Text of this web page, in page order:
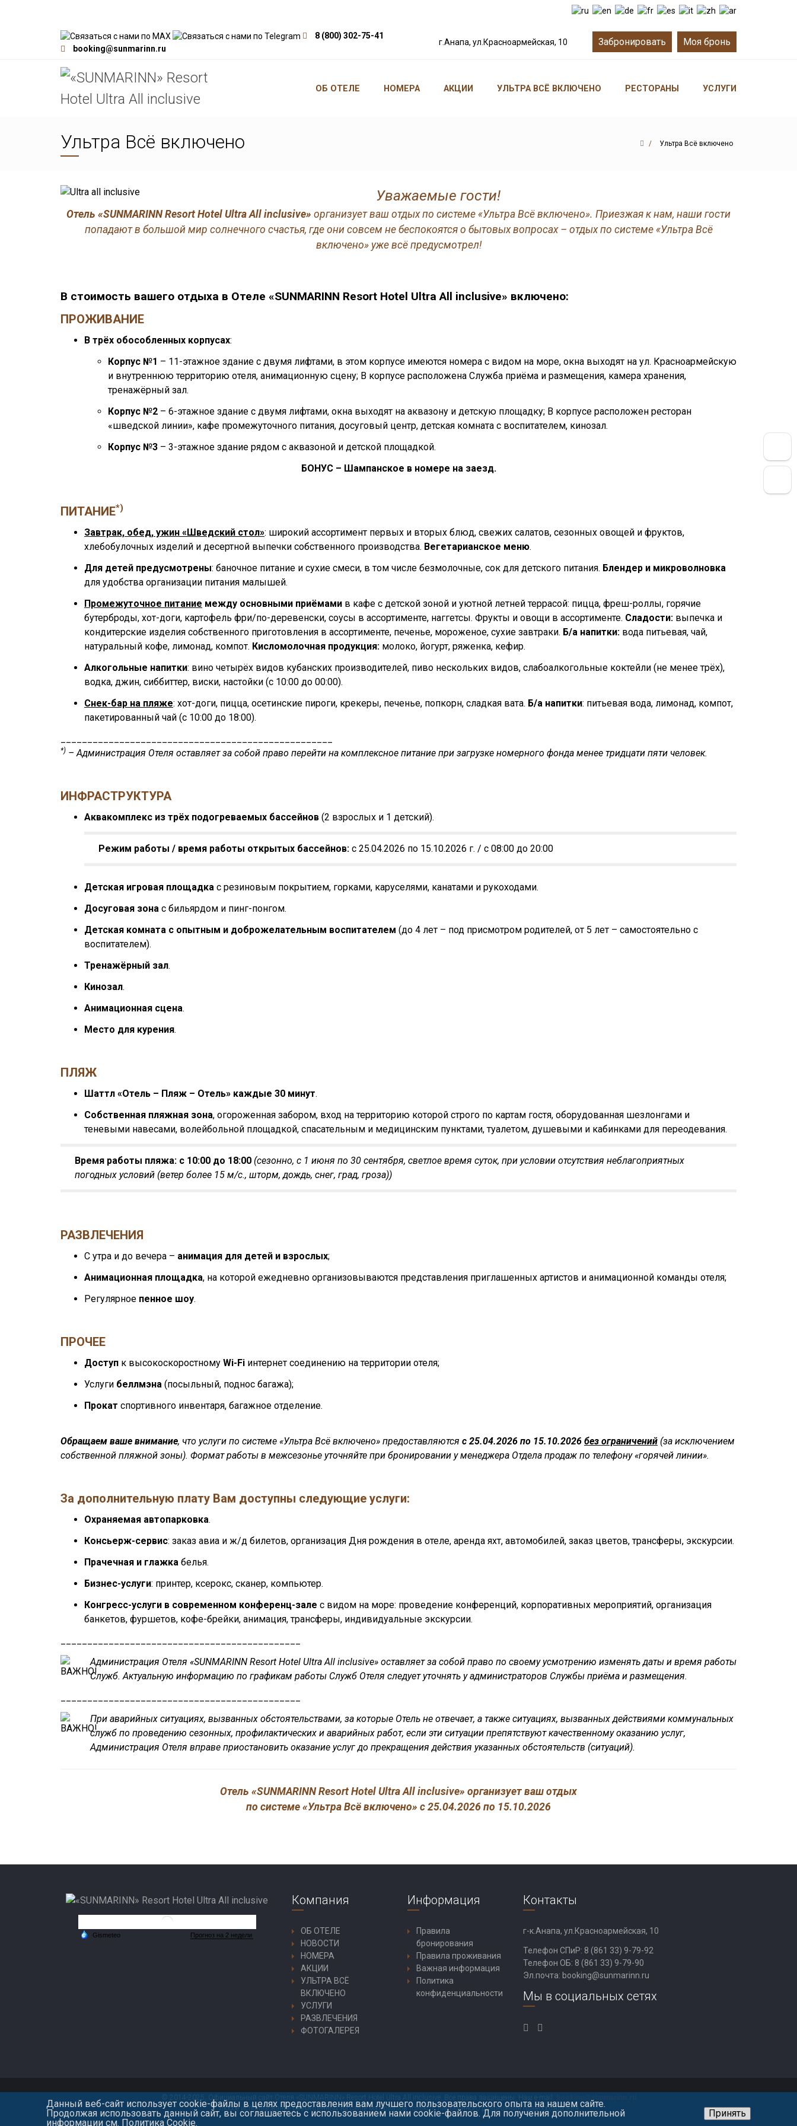
8 (800) 302-75-41
booking@sunmarinn.ru
г.Анапа, ул.Красноармейская, 10 Забронировать Моя бронь
ОБ ОТЕЛЕ НОМЕРА АКЦИИ УЛЬТРА ВСЁ ВКЛЮЧЕНО РЕСТОРАНЫ УСЛУГИ
Ультра Всё включено Ультра Всё включено
Уважаемые гости!
Отель «SUNMARINN Resort Hotel Ultra All inclusive» организует ваш отдых по системе «Ультра Всё включено». Приезжая к нам, наши гости
попадают в большой мир солнечного счастья, где они совсем не беспокоятся о бытовых вопросах – отдых по системе «Ультра Всё
включено» уже всё предусмотрел!
В стоимость вашего отдыха в Отеле «SUNMARINN Resort Hotel Ultra All inclusive» включено:
ПРОЖИВАНИЕ
В трёх обособленных корпусах:
Корпус №1 – 11-этажное здание с двумя лифтами, в этом корпусе имеются номера с видом на море, окна выходят на ул. Красноармейскую
и внутреннюю территорию отеля, анимационную сцену; В корпусе расположена Служба приёма и размещения, камера хранения,
тренажёрный зал.
Корпус №2 – 6-этажное здание с двумя лифтами, окна выходят на аквазону и детскую площадку; В корпусе расположен ресторан
«шведской линии», кафе промежуточного питания, досуговый центр, детская комната с воспитателем, кинозал.
Корпус №3 – 3-этажное здание рядом с аквазоной и детской площадкой.
БОНУС – Шампанское в номере на заезд.
ПИТАНИЕ*)
Завтрак, обед, ужин «Шведский стол»: широкий ассортимент первых и вторых блюд, свежих салатов, сезонных овощей и фруктов,
хлебобулочных изделий и десертной выпечки собственного производства. Вегетарианское меню.
Для детей предусмотрены: баночное питание и сухие смеси, в том числе безмолочные, сок для детского питания. Блендер и микроволновка
для удобства организации питания малышей.
Промежуточное питание между основными приёмами в кафе с детской зоной и уютной летней террасой: пицца, фреш-роллы, горячие
бутерброды, хот-доги, картофель фри/по-деревенски, соусы в ассортименте, наггетсы. Фрукты и овощи в ассортименте. Сладости: выпечка и
кондитерские изделия собственного приготовления в ассортименте, печенье, мороженое, сухие завтраки. Б/а напитки: вода питьевая, чай,
натуральный кофе, лимонад, компот. Кисломолочная продукция: молоко, йогурт, ряженка, кефир.
Алкогольные напитки: вино четырёх видов кубанских производителей, пиво нескольких видов, слабоалкогольные коктейли (не менее трёх),
водка, джин, сиббиттер, виски, настойки (с 10:00 до 00:00).
Снек-бар на пляже: хот-доги, пицца, осетинские пироги, крекеры, печенье, попкорн, сладкая вата. Б/а напитки: питьевая вода, лимонад, компот,
пакетированный чай (с 10:00 до 18:00).
*) – Администрация Отеля оставляет за собой право перейти на комплексное питание при загрузке номерного фонда менее тридцати пяти человек.
ИНФРАСТРУКТУРА
Аквакомплекс из трёх подогреваемых бассейнов (2 взрослых и 1 детский).
Режим работы / время работы открытых бассейнов: с 25.04.2026 по 15.10.2026 г. / с 08:00 до 20:00
Детская игровая площадка с резиновым покрытием, горками, каруселями, канатами и рукоходами.
Досуговая зона с бильярдом и пинг-понгом.
Детская комната с опытным и доброжелательным воспитателем (до 4 лет – под присмотром родителей, от 5 лет – самостоятельно с
воспитателем).
Тренажёрный зал.
Кинозал.
Анимационная сцена.
Место для курения.
ПЛЯЖ
Шаттл «Отель – Пляж – Отель» каждые 30 минут.
Собственная пляжная зона, огороженная забором, вход на территорию которой строго по картам гостя, оборудованная шезлонгами и
теневыми навесами, волейбольной площадкой, спасательным и медицинским пунктами, туалетом, душевыми и кабинками для переодевания.
Время работы пляжа: с 10:00 до 18:00 (сезонно, с 1 июня по 30 сентября, светлое время суток, при условии отсутствия неблагоприятных
погодных условий (ветер более 15 м/с., шторм, дождь, снег, град, гроза))
РАЗВЛЕЧЕНИЯ
С утра и до вечера – анимация для детей и взрослых;
Анимационная площадка, на которой ежедневно организовываются представления приглашенных артистов и анимационной команды отеля;
Регулярное пенное шоу.
ПРОЧЕЕ
Доступ к высокоскоростному Wi-Fi интернет соединению на территории отеля;
Услуги беллмэна (посыльный, поднос багажа);
Прокат спортивного инвентаря, багажное отделение.
Обращаем ваше внимание, что услуги по системе «Ультра Всё включено» предоставляются с 25.04.2026 по 15.10.2026 без ограничений (за исключением
собственной пляжной зоны). Формат работы в межсезонье уточняйте при бронировании у менеджера Отдела продаж по телефону «горячей линии».
За дополнительную плату Вам доступны следующие услуги:
Охраняемая автопарковка.
Консьерж-сервис: заказ авиа и ж/д билетов, организация Дня рождения в отеле, аренда яхт, автомобилей, заказ цветов, трансферы, экскурсии.
Прачечная и глажка белья.
Бизнес-услуги: принтер, ксерокс, сканер, компьютер.
Конгресс-услуги в современном конференц-зале с видом на море: проведение конференций, корпоративных мероприятий, организация
банкетов, фуршетов, кофе-брейки, анимация, трансферы, индивидуальные экскурсии.
Администрация Отеля «SUNMARINN Resort Hotel Ultra All inclusive» оставляет за собой право по своему усмотрению изменять даты и время работы
Служб. Актуальную информацию по графикам работы Служб Отеля следует уточнять у администраторов Службы приёма и размещения.
При аварийных ситуациях, вызванных обстоятельствами, за которые Отель не отвечает, а также ситуациях, вызванных действиями коммунальных
служб по проведению сезонных, профилактических и аварийных работ, если эти ситуации препятствуют качественному оказанию услуг,
Администрация Отеля вправе приостановить оказание услуг до прекращения действия указанных обстоятельств (ситуаций).
Отель «SUNMARINN Resort Hotel Ultra All inclusive» организует ваш отдых
по системе «Ультра Всё включено» с 25.04.2026 по 15.10.2026
Компания
ОБ ОТЕЛЕ
НОВОСТИ
НОМЕРА
АКЦИИ
УЛЬТРА ВСЁ
ВКЛЮЧЕНО
УСЛУГИ
РАЗВЛЕЧЕНИЯ
ФОТОГАЛЕРЕЯ
Информация
Правила
бронирования
Правила проживания
Важная информация
Политика
конфиденциальности
Контакты
г-к.Анапа, ул.Красноармейская, 10
Телефон СПиР: 8 (861 33) 9-79-92
Телефон ОБ: 8 (861 33) 9-79-90
Эл.почта: booking@sunmarinn.ru
Мы в социальных сетях
Любое использование размещенных на сайте материалов только с письменного разрешения правообладателя
Данный веб-сайт использует cookie-файлы в целях предоставления вам лучшего пользовательского опыта на нашем сайте.
Продолжая использовать данный сайт, вы соглашаетесь с использованием нами cookie-файлов. Для получения дополнительной
информации см. Политика Cookie.
Принять